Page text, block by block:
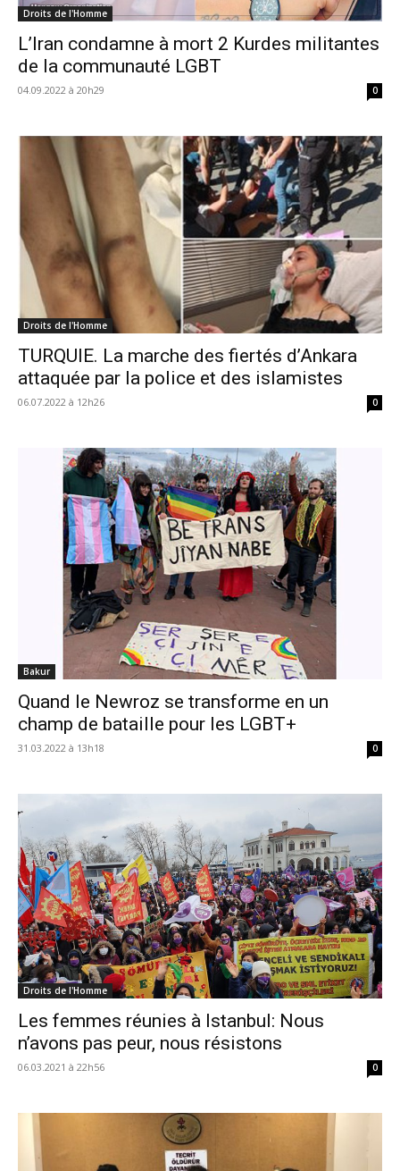
Droits de l'Homme
L’Iran condamne à mort 2 Kurdes militantes
de la communauté LGBT
04.09.2022 à 20h29 0
Droits de l'Homme
TURQUIE. La marche des fiertés d’Ankara
attaquée par la police et des islamistes
06.07.2022 à 12h26 0
Bakur
Quand le Newroz se transforme en un
champ de bataille pour les LGBT+
31.03.2022 à 13h18 0
Droits de l'Homme
Les femmes réunies à Istanbul: Nous
n’avons pas peur, nous résistons
06.03.2021 à 22h56 0